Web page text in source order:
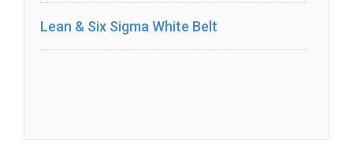
Lean & Six Sigma White Belt